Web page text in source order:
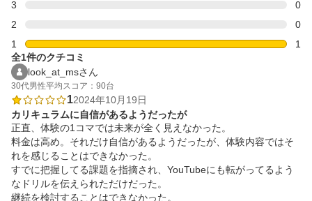
3
0
2
0
1
1
全1件のクチコミ
look_at_msさん
30代男性平均スコア：90台
12024年10月19日
カリキュラムに自信があるようだったが
正直、体験の1コマでは未来が全く見えなかった。
料金は高め。それだけ自信があるようだったが、体験内容ではそ
れを感じることはできなかった。
すでに把握してる課題を指摘され、YouTubeにも転がってるよう
なドリルを伝えられただけだった。
継続を検討することはできなかった。